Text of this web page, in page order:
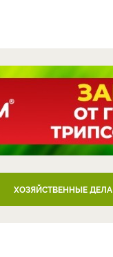
ХОЗЯЙСТВЕННЫЕ ДЕЛА